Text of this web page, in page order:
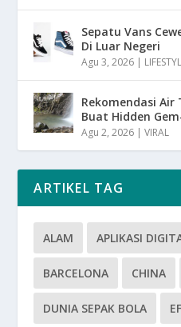
Sepatu Vans
Di Luar Negeri
Agu 3, 2026 |
Rekomendasi Air
Buat Hidden
Agu 2, 2026 |VIRAL
ARTIKEL TAG
ALAM APLIKASI
BARCELONA CHINA
DUNIA SEPAK BOLA